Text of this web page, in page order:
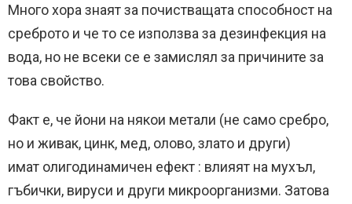
Много хора знаят за почистващата способност на
среброто и че то се използва за дезинфекция на
вода, но не всеки се е замислял за причините за
това свойство.
Факт е, че йони на някои метали (не само сребро,
но и живак, цинк, мед, олово, злато и други)
имат олигодинамичен ефект : влияят на мухъл,
гъбички, вируси и други микроорганизми. Затова